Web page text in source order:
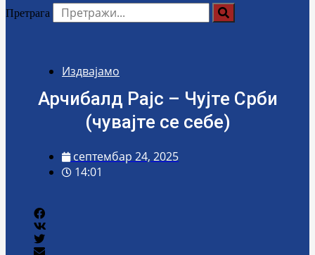
Претрага
Издвајамо
Арчибалд Рајс – Чујте Срби
(чувајте се себе)
септембар 24, 2025
14:01